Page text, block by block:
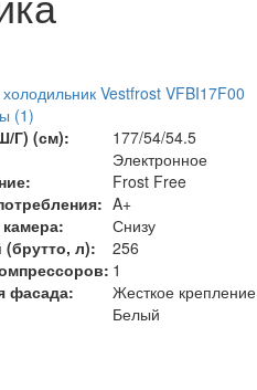
Vestfrost VFBI17F00
(1)
Г) (см):
177/54/54.5
Электронное
Frost Free
A+
Снизу
л):
256
1
фасада:
Жесткое крепление
Белый